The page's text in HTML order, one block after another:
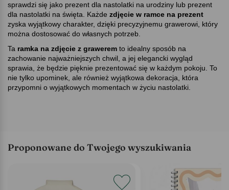
sprawdzi się jako prezent dla nastolatki na urodziny lub prezent
dla nastolatki na święta. Każde zdjęcie w ramce na prezent
zyska wyjątkowy charakter, dzięki precyzyjnemu grawerowi, który
można dostosować do własnych potrzeb.
Ta ramka na zdjęcie z grawerem to idealny sposób na
zachowanie najważniejszych chwil, a jej elegancki wygląd
sprawia, że będzie pięknie prezentować się w każdym pokoju. To
nie tylko upominek, ale również wyjątkowa dekoracja, która
przypomni o wyjątkowych momentach w życiu nastolatki.
Proponowane do Twojego wyszukiwania